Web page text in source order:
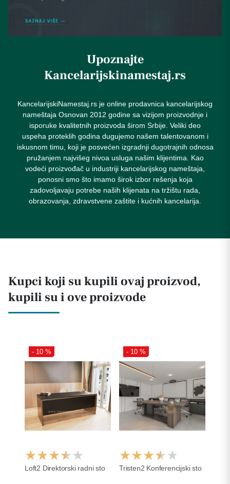
Upoznajte
Kancelarijskinamestaj.rs
KancelarijskiNamestaj.rs je online prodavnica kancelarijskog
nameštaja Osnovan 2012 godine sa vizijom proizvodnje i
isporuke kvalitetnih proizvoda širom Srbije. Veliki deo
uspeha proteklih godina dugujemo našem talentovanom i
iskusnom timu, koji je posvećen izgradnji dugotrajnih odnosa
pružanjem najvišeg nivoa usluga našim klijentima. Kao
vodeći proizvođač u industriji kancelarijskog nameštaja,
ponosni smo što imamo širok izbor rešenja koja
zadovoljavaju potrebe naših klijenata na tržištu rada,
obrazovanja, zdravstvene zaštite i kućnih kancelarija.
Kupci koji su kupili ovaj proizvod,
kupili su i ove proizvode
Loft2 Direktorski radni sto
- 10 %
Tristen2 Konferencijski sto
- 10 %